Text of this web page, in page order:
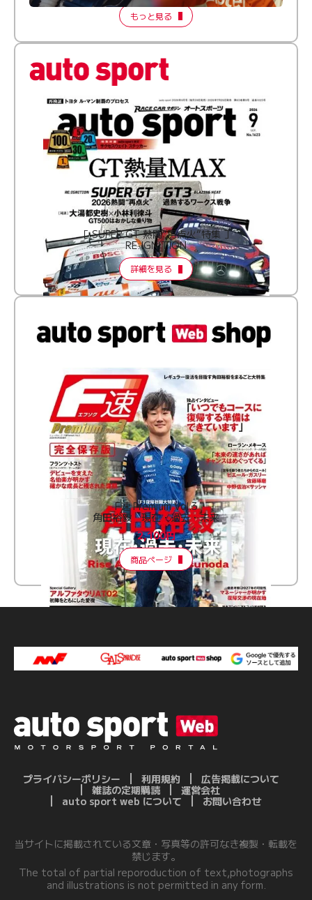
もっと見る
［ SUPER GT 熱闘“再点火”特集 ］
RE:IGNITION
詳細を見る
F速 Premium Vol.3
角田裕毅 現在・過去・未来
2,100円
商品ページ
プライバシーポリシー 利用規約
広告掲載について
雑誌の定期購読
運営会社
auto sport web について
お問い合わせ
当サイトに掲載されている文章・写真等の許可なき複製・転載を
禁じます。
The total of partial reporoduction of text,photographs
and illustrations is not permitted in any form.